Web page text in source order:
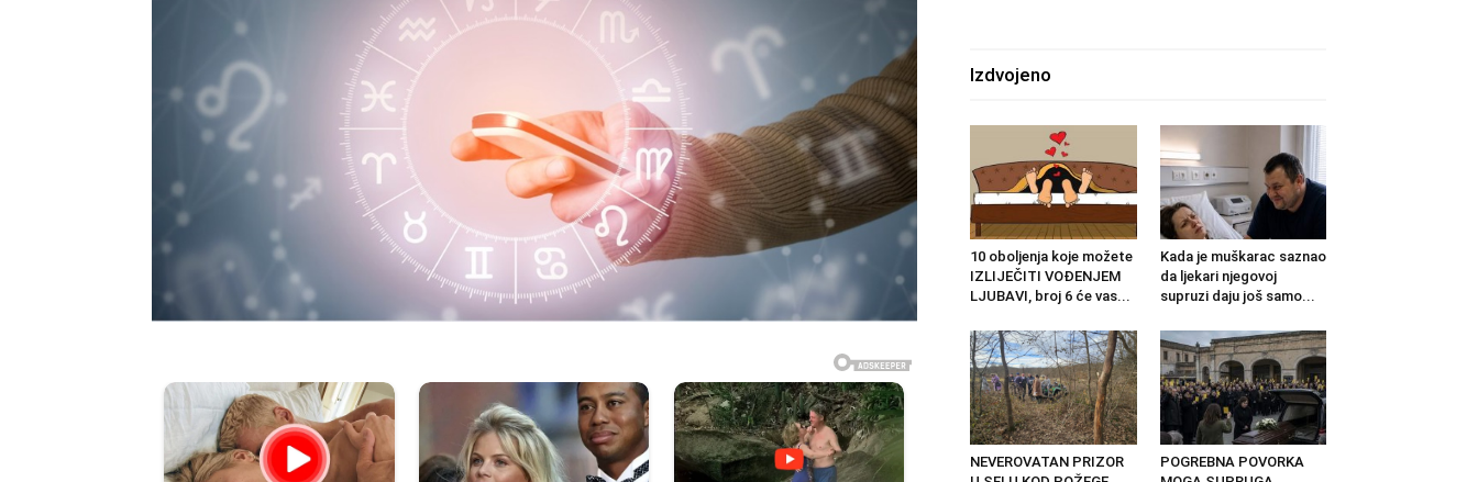
Izdvojeno
10 oboljenja koje možete
IZLIJEČITI VOĐENJEM
LJUBAVI, broj 6 će vas...
Kada je muškarac saznao
da ljekari njegovoj
supruzi daju još samo...
NEVEROVATAN PRIZOR
POGREBNA POVORKA